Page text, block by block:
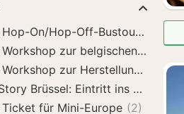
Brüssel: Hop-On/Hop-Off-Bustour
Brüssel: Ticket für Mini-Europe (2)